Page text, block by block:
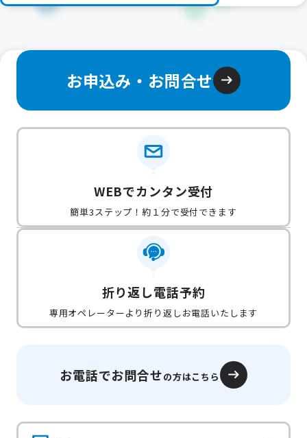
お申込み・お問合せ
WEBでカンタン受付
簡単3ステップ！約１分で受付できます
折り返し電話予約
専用オペレーターより折り返しお電話いたします
お電話でお問合せの方はこちら